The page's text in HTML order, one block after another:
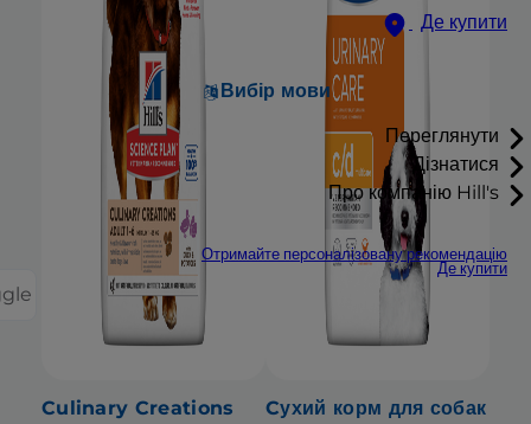
Де купити
Вибір мови
Переглянути
Дізнатися
Про компанію Hill's
Отримайте персоналізовану рекомендацію
Де купити
Culinary Creations
Cухий корм для собак